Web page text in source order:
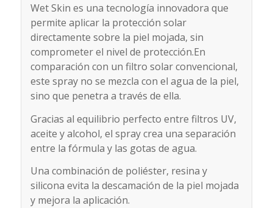
Wet Skin es una tecnología innovadora que
permite aplicar la protección solar
directamente sobre la piel mojada, sin
comprometer el nivel de protección.En
comparación con un filtro solar convencional,
este spray no se mezcla con el agua de la piel,
sino que penetra a través de ella.
Gracias al equilibrio perfecto entre filtros UV,
aceite y alcohol, el spray crea una separación
entre la fórmula y las gotas de agua.
Una combinación de poliéster, resina y
silicona evita la descamación de la piel mojada
y mejora la aplicación.